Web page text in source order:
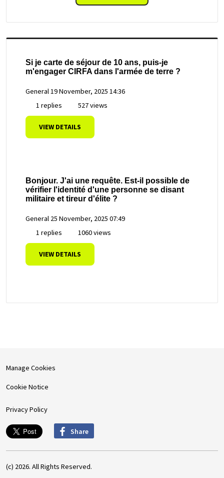
Si je carte de séjour de 10 ans, puis-je
m'engager CIRFA dans l'armée de terre ?
General19 November, 2025 14:36
1 replies
527 views
VIEW DETAILS
Bonjour. J'ai une requête. Est-il possible de
vérifier l'identité d'une personne se disant
militaire et tireur d'élite ?
General 25 November, 2025 07:49
1 replies
1060 views
VIEW DETAILS
Manage Cookies
Cookie Notice
Privacy Policy
Share
(c) 2026. All Rights Reserved.